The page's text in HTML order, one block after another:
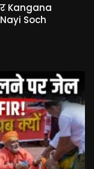
Kangana
Soch